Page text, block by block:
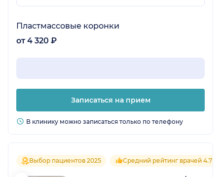
Пластмассовые коронки
от 4 320 ₽
Записаться на прием
В клинику можно записаться только по телефону
Выбор пациентов 2025 Средний рейтинг врачей 4.7